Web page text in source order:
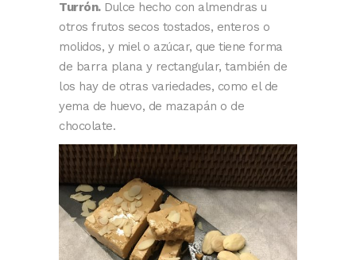
Turrón.Dulce hecho con almendras u
otros frutos secos tostados, enteros o
molidos, y miel o azúcar, que tiene forma
de barra plana y rectangular, también de
los hay de otras variedades, como el de
yema de huevo, de mazapán o de
chocolate.